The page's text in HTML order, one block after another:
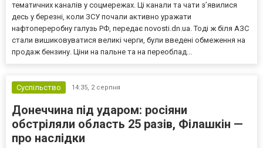
тематичних каналів у соцмережах. Ці канали та чати з’явилися
десь у березні, коли ЗСУ почали активно уражати
нафтопереробну галузь РФ, передає novosti.dn.ua. Тоді ж біля АЗС
стали вишиковуватися великі черги, були введені обмеження на
продаж бензину. Ціни на пальне та на переоблад...
Суспільство 14:35, 2 серпня
Донеччина під ударом: росіяни
обстріляли область 25 разів, Філашкін —
про наслідки